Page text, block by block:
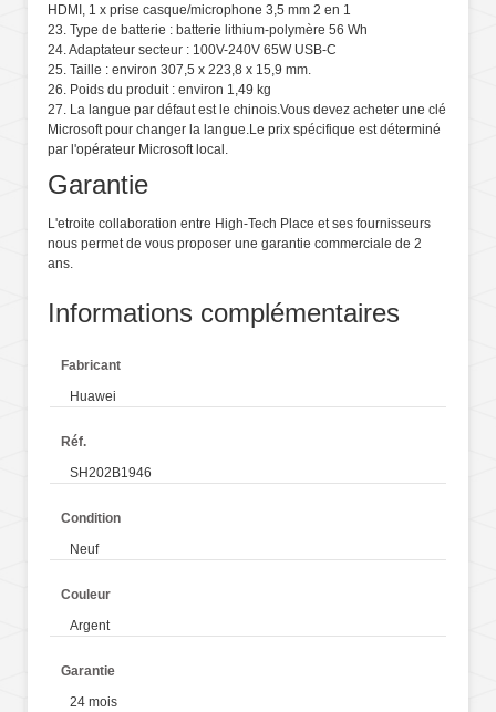
HDMI, 1 x prise casque/microphone 3,5 mm 2 en 1
23. Type de batterie : batterie lithium-polymère 56 Wh
24. Adaptateur secteur : 100V-240V 65W USB-C
25. Taille : environ 307,5 x 223,8 x 15,9 mm.
26. Poids du produit : environ 1,49 kg
27. La langue par défaut est le chinois.Vous devez acheter une clé
Microsoft pour changer la langue.Le prix spécifique est déterminé
par l'opérateur Microsoft local.
Garantie
L'etroite collaboration entre High-Tech Place et ses fournisseurs
nous permet de vous proposer une garantie commerciale de 2
ans.
Informations complémentaires
Fabricant
Huawei
Réf.
SH202B1946
Condition
Neuf
Couleur
Argent
Garantie
24 mois